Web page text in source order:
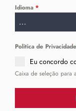
Idioma *
...
Politica de Privacidade
Eu concordo
Caixa de seleção para